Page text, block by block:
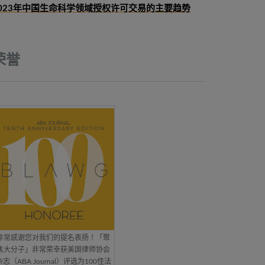
年中国生命科学领域授权许可交易的主要趋势
誉
常感谢您对我们的提名表扬！「聚
大分子」非常荣幸获美国律师协会
志（ABA Journal）评选为100佳法